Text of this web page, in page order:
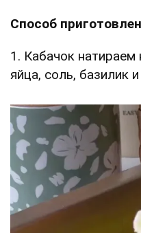
Способ
1. Кабачок
яйца, соль, базилик